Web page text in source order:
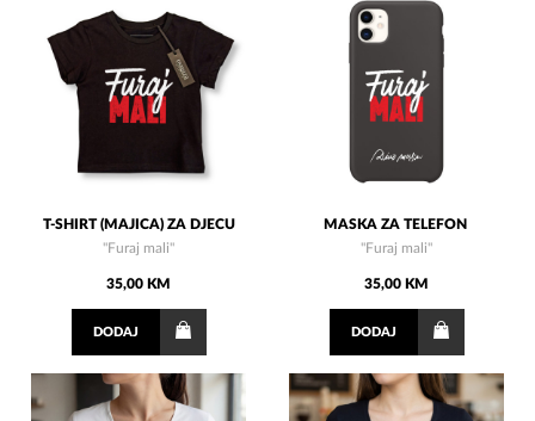
T-SHIRT (MAJICA) ZA DJECU
"Furaj mali"
35,00 KM
DODAJ
MASKA ZA TELEFON
"Furaj mali"
35,00 KM
DODAJ